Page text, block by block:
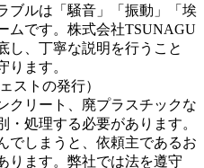
ブルは「騒音」「振動」「埃
ムです。株式会社TSUNAGU
し、丁寧な説明を行うこと
ります。
ストの発行）
クリート、廃プラスチックな
・処理する必要があります。
でしまうと、依頼主であるお
ります。弊社では法を遵守